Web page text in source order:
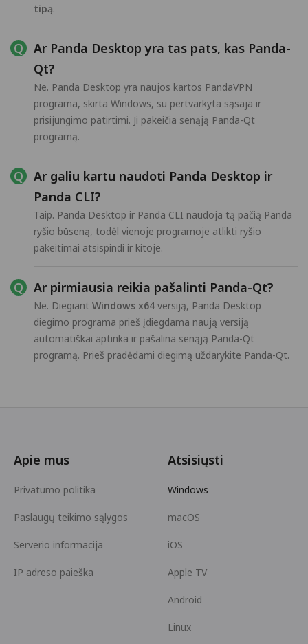
tipą.
Ar Panda Desktop yra tas pats, kas Panda-
Qt?
Ne. Panda Desktop yra naujos kartos PandaVPN
programa, skirta Windows, su pertvarkyta sąsaja ir
prisijungimo patirtimi. Ji pakeičia senąją Panda-Qt
programą.
Ar galiu kartu naudoti Panda Desktop ir
Panda CLI?
Taip. Panda Desktop ir Panda CLI naudoja tą pačią Panda
ryšio būseną, todėl vienoje programoje atlikti ryšio
pakeitimai atsispindi ir kitoje.
Ar pirmiausia reikia pašalinti Panda-Qt?
Ne. Diegiant Windows x64 versiją, Panda Desktop
diegimo programa prieš įdiegdama naują versiją
automatiškai aptinka ir pašalina senąją Panda-Qt
programą. Prieš pradėdami diegimą uždarykite Panda-Qt.
Apie mus
Privatumo politika
Paslaugų teikimo sąlygos
Serverio informacija
IP adreso paieška
Atsisiųsti
Windows
macOS
iOS
Apple TV
Android
Linux